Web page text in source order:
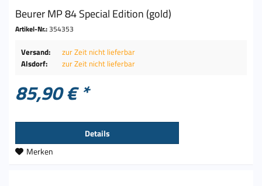
Beurer MP 84 Special Edition (gold)
Artikel-Nr.:354353
Versand:
zur Zeit nicht lieferbar
Alsdorf:
zur Zeit nicht lieferbar
85,90 € *
Details
Merken